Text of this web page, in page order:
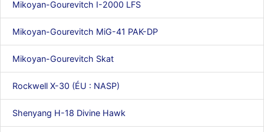
Mikoyan-Gourevitch I-2000 LFS
Mikoyan-Gourevitch MiG-41 PAK-DP
Mikoyan-Gourevitch Skat
Rockwell X-30 (ÉU : NASP)
Shenyang H-18 Divine Hawk